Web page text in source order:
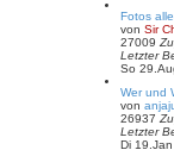
Fotos
von Sir
27009
Letzter
So
Wer und
von
26937
Letzter
Di